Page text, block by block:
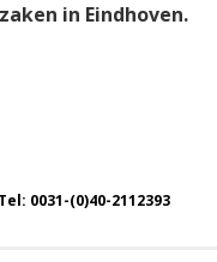
in Eindhoven.
Tel: 0031-(0)40-2112393